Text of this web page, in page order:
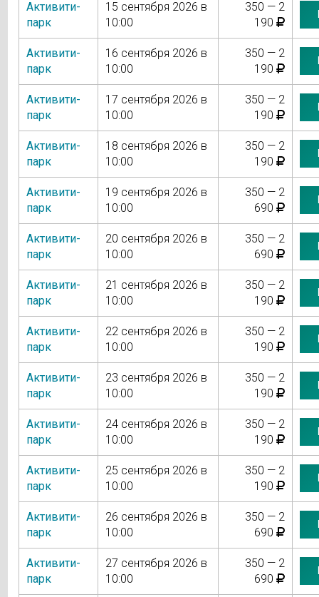
Активити-
парк
15 сентября 2026 в
10:00
350 — 2
190
Активити-
парк
16 сентября 2026 в
10:00
350 — 2
190
Активити-
парк
17 сентября 2026 в
10:00
350 — 2
190
Активити-
парк
18 сентября 2026 в
10:00
350 — 2
190
Активити-
парк
19 сентября 2026 в
10:00
350 — 2
690
Активити-
парк
20 сентября 2026 в
10:00
350 — 2
690
Активити-
парк
21 сентября 2026 в
10:00
350 — 2
190
Активити-
парк
22 сентября 2026 в
10:00
350 — 2
190
Активити-
парк
23 сентября 2026 в
10:00
350 — 2
190
Активити-
парк
24 сентября 2026 в
10:00
350 — 2
190
Активити-
парк
25 сентября 2026 в
10:00
350 — 2
190
Активити-
парк
26 сентября 2026 в
10:00
350 — 2
690
Активити-
парк
27 сентября 2026 в
10:00
350 — 2
690